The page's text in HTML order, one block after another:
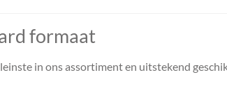
formaat
in ons assortiment en uitstekend